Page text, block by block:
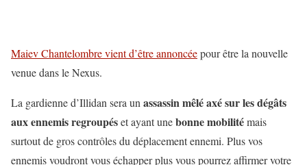
Maiev Chantelombre vient d’être annoncéepour être la nouvelle
venue dans le Nexus.
La gardienne d’Illidan sera un assassin mêlé axé sur les dégâts
aux ennemis regroupéset ayant unebonne mobilitémais
surtout de gros contrôles du déplacement ennemi. Plus vos
ennemis voudront vous échapper plus vous pourrez affirmer votre